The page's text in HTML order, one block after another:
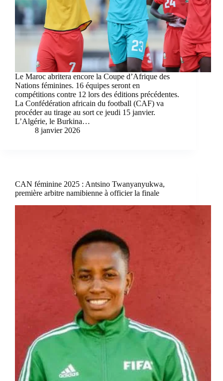
Le Maroc abritera encore la Coupe d’Afrique des
Nations féminines. 16 équipes seront en
compétitions contre 12 lors des éditions précédentes.
La Confédération africain du football (CAF) va
procéder au tirage au sort ce jeudi 15 janvier.
L’Algérie, le Burkina…
8 janvier 2026
CAN féminine 2025 : Antsino Twanyanyukwa,
première arbitre namibienne à officier la finale